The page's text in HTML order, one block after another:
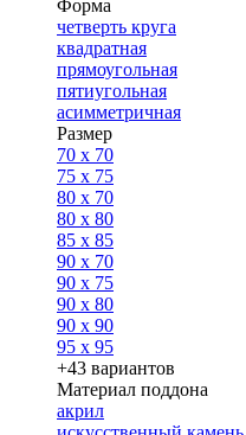
Форма
четверть круга
квадратная
прямоугольная
пятиугольная
асимметричная
Размер
70 x 70
75 x 75
80 x 70
80 x 80
85 x 85
90 x 70
90 x 75
90 x 80
90 x 90
95 x 95
+43 вариантов
Материал поддона
акрил